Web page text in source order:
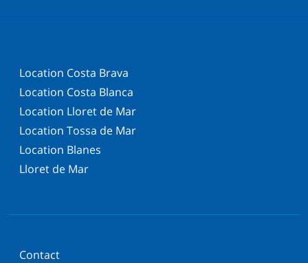
Location Costa Brava
Location Costa Blanca
Location Lloret de Mar
Location Tossa de Mar
Location Blanes
Lloret de Mar
Contact